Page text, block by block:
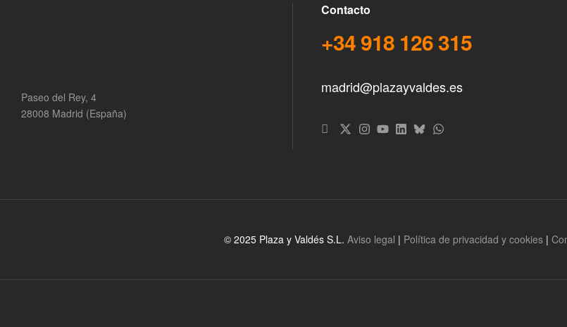
Paseo del Rey, 4
28008 Madrid (España)
Contacto
+34 918 126 315
madrid@plazayvaldes.es
© 2025 Plaza y Valdés S.L. Aviso legal | Política de privacidad y cookies|